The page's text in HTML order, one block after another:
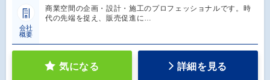
会社
概要
商業空間の企画・設計・施工のプロフェッショナルです。時
代の先端を捉え、販売促進に…
気になる 詳細を見る